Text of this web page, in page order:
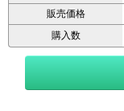
販売価格
購入数